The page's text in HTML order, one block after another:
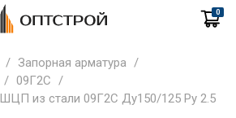
0
/ Запорная арматура /
/ 09Г2С /
из стали 09Г2С Ду150/125 Py 2.5